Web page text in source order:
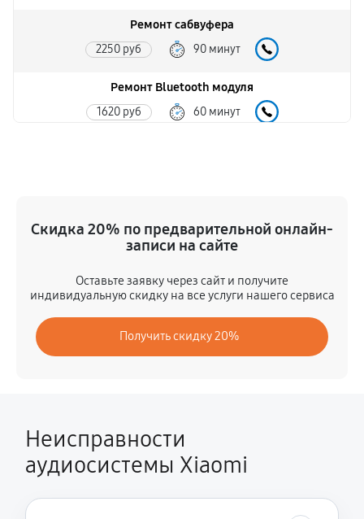
Ремонт сабвуфера
2250 руб 90 минут
Ремонт Bluetooth модуля
1620 руб 60 минут
1350 руб 50 минут
Замена разъема питания
900 руб 40 минут
Восстановление после попадания влаги
Обновление ПО
Скидка 20% по предварительной онлайн-
записи на сайте
Оставьте заявку через сайт и получите
индивидуальную скидку на все услуги нашего сервиса
Получить скидку 20%
Неисправности
аудиосистемы Xiaomi